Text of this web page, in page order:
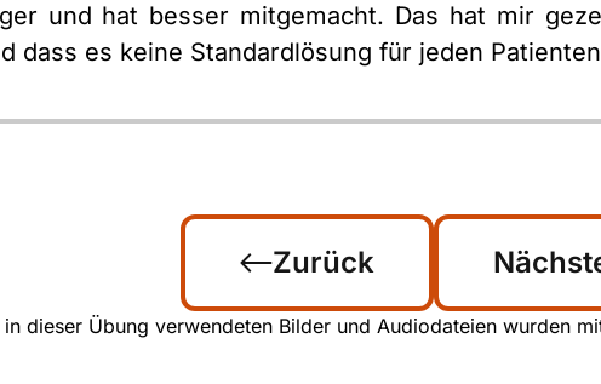
und hat besser mitgemacht. Das hat mir
dass es keine Standardlösung für jeden
Zurück
in dieser Übung verwendeten Bilder und Audiodateien wurden